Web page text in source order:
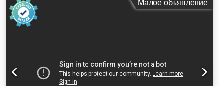
Малое объявление